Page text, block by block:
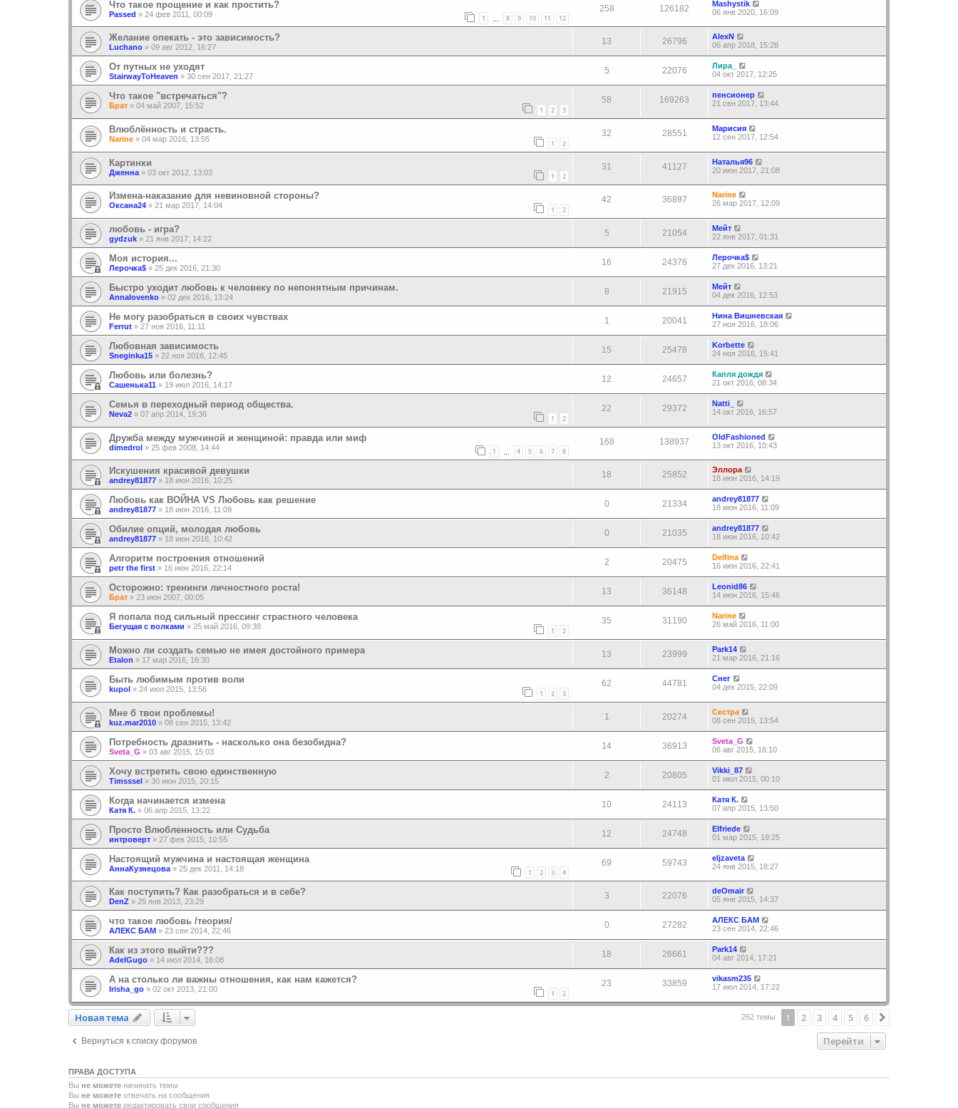
Что такое прощение и как простить?
Passed » 24 фев 2011, 00:09 1 8 9 10 11 12
258 126182
Mashystik
06 янв 2020, 16:09
Желание опекать - это зависимость?
Luchano » 09 авг 2012, 16:27
13 26796
AlexN
06 апр 2018, 15:28
От путных не уходят
StairwayToHeaven » 30 сен 2017, 21:27
5 22076
Лира_
04 окт 2017, 12:25
Что такое "встречаться"?
Брат » 04 май 2007, 15:52 1 2 3
58 169263
пенсионер
21 сен 2017, 13:44
Влюблённость и страсть.
Narine » 04 мар 2016, 13:55 1 2
32 28551
Марисия
12 сен 2017, 12:54
Картинки
Дженна » 03 окт 2012, 13:03 1 2
31 41127
Наталья96
20 июн 2017, 21:08
Измена-наказание для невиновной стороны?
Оксана24 » 21 мар 2017, 14:04 1 2
42 36897
Narine
26 мар 2017, 12:09
любовь - игра?
gydzuk » 21 янв 2017, 14:22
5 21054
Мейт
22 янв 2017, 01:31
Моя история...
Лерочка$ » 25 дек 2016, 21:30
16 24376
Лерочка$
27 дек 2016, 13:21
Быстро уходит любовь к человеку по непонятным причинам.
АnnaIovenko » 02 дек 2016, 13:24
8 21915
Мейт
04 дек 2016, 12:53
Не могу разобраться в своих чувствах
Ferrut » 27 ноя 2016, 11:11
1 20041
Нина Вишневская
27 ноя 2016, 18:06
Любовная зависимость
Sneginka15 » 22 ноя 2016, 12:45
15 25478
Korbette
24 ноя 2016, 15:41
Любовь или болезнь?
Сашенька11 » 19 июл 2016, 14:17
12 24657
Капля дождя
21 окт 2016, 08:34
Семья в переходный период общества.
Neva2 » 07 апр 2014, 19:36 1 2
22 29372
Natti_
14 окт 2016, 16:57
Дружба между мужчиной и женщиной: правда или миф
dimedrol » 25 фев 2008, 14:44 1 4 5 6 7 8
168 138937
OldFashioned
13 окт 2016, 10:43
Искушения красивой девушки
andrey81877 » 18 июн 2016, 10:25
18 25852
Эллора
18 июн 2016, 14:19
Любовь как ВОЙНА VS Любовь как решение
andrey81877 » 18 июн 2016, 11:09
0 21334
andrey81877
18 июн 2016, 11:09
Обилие опций, молодая любовь
andrey81877 » 18 июн 2016, 10:42
0 21035
andrey81877
18 июн 2016, 10:42
Алгоритм построения отношений
petr the first » 16 июн 2016, 22:14
2 20475
Delfina
16 июн 2016, 22:41
Осторожно: тренинги личностного роста!
Брат » 23 июн 2007, 00:05
13 36148
Leonid86
14 июн 2016, 15:46
Я попала под сильный прессинг страстного человека
Бегущая с волками » 25 май 2016, 09:38 1 2
35 31190
Narine
26 май 2016, 11:00
Можно ли создать семью не имея достойного примера
Etalon » 17 мар 2016, 16:30
13 23999
Park14
21 мар 2016, 21:16
Быть любимым против воли
kupol » 24 июл 2015, 13:56 1 2 3
62 44781
Снег
04 дек 2015, 22:09
Мне б твои проблемы!
kuz.mar2010 » 08 сен 2015, 13:42
1 20274
Сестра
08 сен 2015, 13:54
Потребность дразнить - насколько она безобидна?
Sveta_G » 03 авг 2015, 15:03
14 36913
Sveta_G
06 авг 2015, 16:10
Хочу встретить свою единственную
Timsssel » 30 июн 2015, 20:15
2 20805
Vikki_87
01 июл 2015, 00:10
Когда начинается измена
Катя К. » 06 апр 2015, 13:22
10 24113
Катя К.
07 апр 2015, 13:50
Просто Влюбленность или Судьба
интроверт » 27 фев 2015, 10:55
12 24748
Elfriede
01 мар 2015, 19:25
Настоящий мужчина и настоящая женщина
АннаКузнецова » 25 дек 2011, 14:18 1 2 3 4
69 59743
eljzaveta
24 янв 2015, 18:27
Как поступить? Как разобраться и в себе?
DenZ » 25 янв 2013, 23:29
3 22076
deOmair
05 янв 2015, 14:37
что такое любовь /теория/
АЛЕКС БАМ » 23 сен 2014, 22:46
0 27282
АЛЕКС БАМ
23 сен 2014, 22:46
Как из этого выйти???
AdelGugo » 14 июл 2014, 16:08
18 26661
Park14
04 авг 2014, 17:21
А на столько ли важны отношения, как нам кажется?
Irisha_go » 02 окт 2013, 21:00 1 2
23 33859
vikasm235
17 июл 2014, 17:22
Новая тема
Новаятема 262 темы 1 2 3 4 5 6
Вернуться к списку форумов Перейти
ПРАВА ДОСТУПА
Вы не можете начинать темы
Вы не можете отвечать на сообщения
Вы не можете редактировать свои сообщения